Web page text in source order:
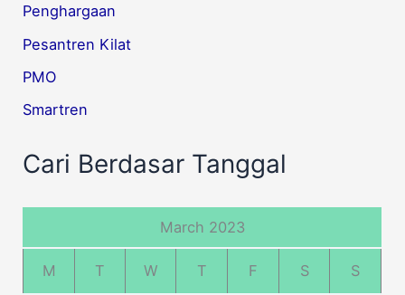
Penghargaan
Pesantren Kilat
PMO
Smartren
Cari Berdasar Tanggal
March 2023
M T W T F S S